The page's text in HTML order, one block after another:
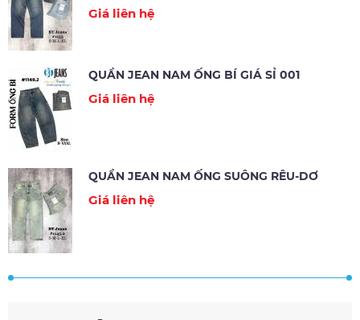
Giá liên hệ
QUẦN JEAN NAM ỐNG BÍ GIÁ SỈ 001
Giá liên hệ
QUẦN JEAN NAM ỐNG SUÔNG RÊU-DƠ
Giá liên hệ